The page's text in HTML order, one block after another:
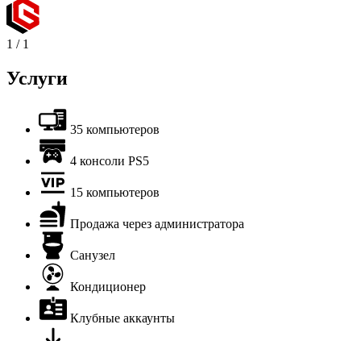
1 / 1
Услуги
35 компьютеров
4 консоли PS5
15 компьютеров
Продажа через администратора
Санузел
Кондиционер
Клубные аккаунты